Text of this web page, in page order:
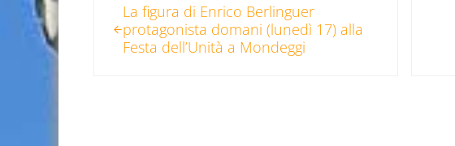
La figura di Enrico Berlinguer
protagonista domani (lunedì 17) alla
Festa dell’Unità a Mondeggi